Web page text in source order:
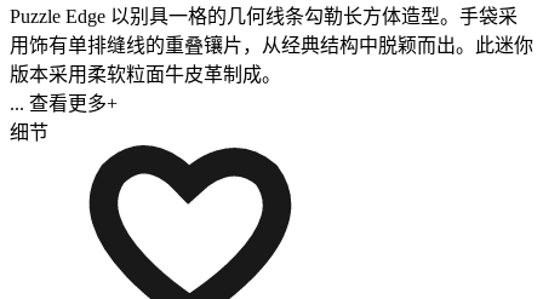
Puzzle Edge 以别具一格的几何线条勾勒长方体造型。手袋采
用饰有单排缝线的重叠镶片，从经典结构中脱颖而出。此迷你
版本采用柔软粒面牛皮革制成。
... 查看更多+
细节